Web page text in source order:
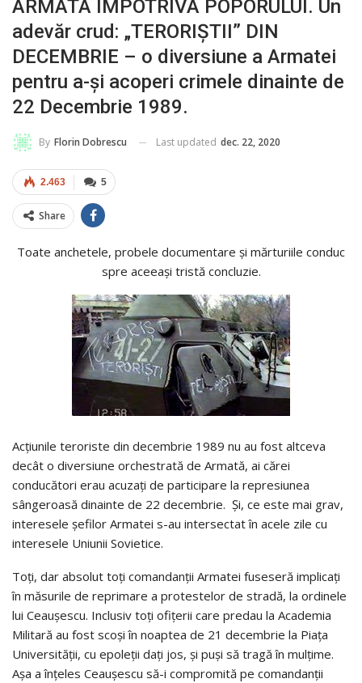
ARMATA ÎMPOTRIVA POPORULUI. Un
adevăr crud: „TERORIŞTII” DIN
DECEMBRIE – o diversiune a Armatei
pentru a-şi acoperi crimele dinainte de
22 Decembrie 1989.
By Florin Dobrescu Last updated dec. 22, 2020
5
2.463
Share
Toate anchetele, probele documentare şi mărturiile conduc
spre aceeaşi tristă concluzie.
Acţiunile teroriste din decembrie 1989 nu au fost altceva
decât o diversiune orchestrată de Armată, ai cărei
conducători erau acuzaţi de participare la represiunea
sângeroasă dinainte de 22 decembrie. Şi, ce este mai grav,
interesele şefilor Armatei s-au intersectat în acele zile cu
interesele Uniunii Sovietice.
Toţi, dar absolut toţi comandanţii Armatei fuseseră implicaţi
în măsurile de reprimare a protestelor de stradă, la ordinele
lui Ceauşescu. Inclusiv toţi ofiţerii care predau la Academia
Militară au fost scoşi în noaptea de 21 decembrie la Piaţa
Universităţii, cu epoleţii daţi jos, şi puşi să tragă în mulţime.
Aşa a înţeles Ceauşescu să-i compromită pe comandanţii